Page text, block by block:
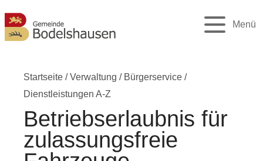
Menü
Startseite /Verwaltung / Bürgerservice /
Dienstleistungen A-Z
Betriebserlaubnis für
zulassungsfreie